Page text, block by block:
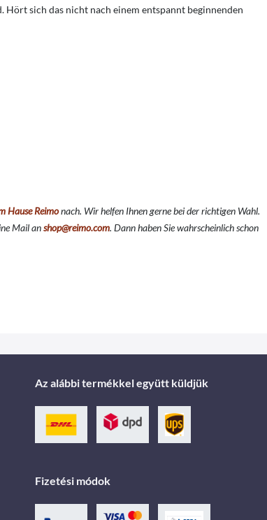
Hört sich das nicht nach einem entspannt beginnenden
Hause Reimonach. Wir helfen Ihnen gerne bei der richtigen Wahl.
Mail anshop@reimo.com. Dann haben Sie wahrscheinlich schon
Az alábbi termékkel együtt küldjük
Fizetési módok